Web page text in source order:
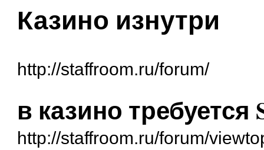
Казино изнутри
http://staffroom.ru/forum/
в казино
http://staffroom.ru/forum/